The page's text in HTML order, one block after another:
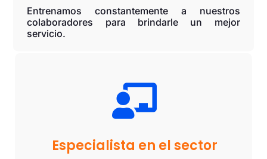
Entrenamos constantemente a nuestros
colaboradores para brindarle un mejor
servicio.

Especialista en el sector